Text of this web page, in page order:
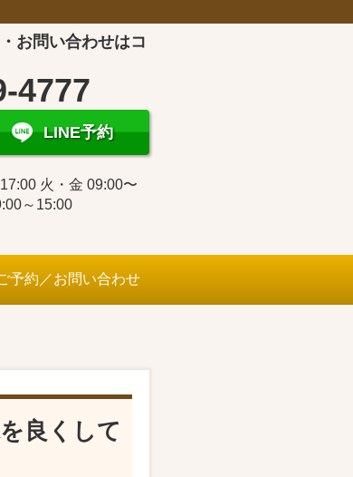
お問い合わせはコ
4777
LINE予約
火・金 09:00〜
～15:00
予約／お問い合わせ
良くして